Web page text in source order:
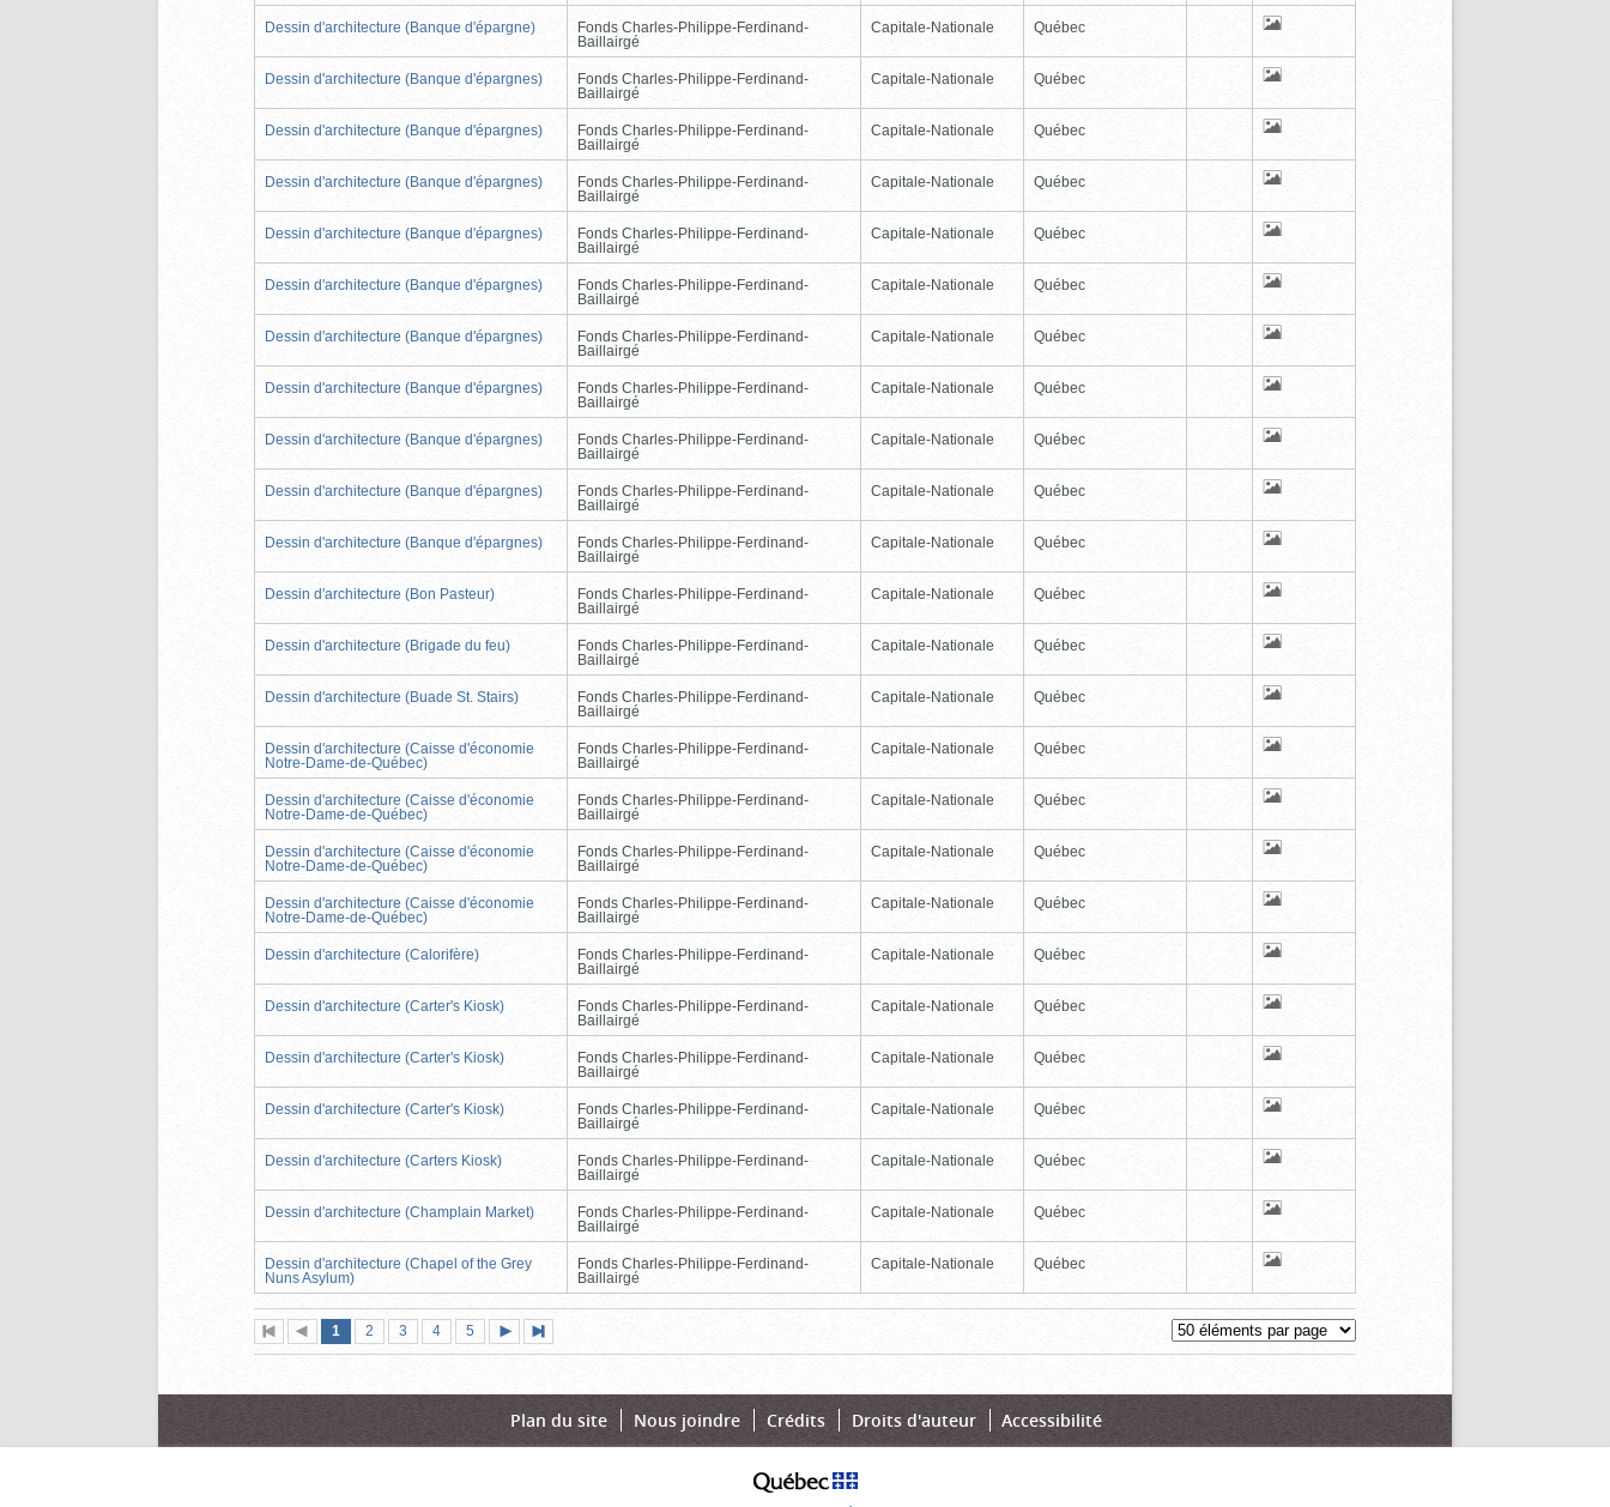
Dessin d'architecture (Banque d'épargne)
Fonds Charles-Philippe-Ferdinand-
Baillairgé
Capitale-Nationale Québec
Dessin d'architecture (Banque d'épargnes)
Fonds Charles-Philippe-Ferdinand-
Baillairgé
Capitale-Nationale Québec
Dessin d'architecture (Banque d'épargnes)
Fonds Charles-Philippe-Ferdinand-
Baillairgé
Capitale-Nationale Québec
Dessin d'architecture (Banque d'épargnes)
Fonds Charles-Philippe-Ferdinand-
Baillairgé
Capitale-Nationale Québec
Dessin d'architecture (Banque d'épargnes)
Fonds Charles-Philippe-Ferdinand-
Baillairgé
Capitale-Nationale Québec
Dessin d'architecture (Banque d'épargnes)
Fonds Charles-Philippe-Ferdinand-
Baillairgé
Capitale-Nationale Québec
Dessin d'architecture (Banque d'épargnes)
Fonds Charles-Philippe-Ferdinand-
Baillairgé
Capitale-Nationale Québec
Dessin d'architecture (Banque d'épargnes)
Fonds Charles-Philippe-Ferdinand-
Baillairgé
Capitale-Nationale Québec
Dessin d'architecture (Banque d'épargnes)
Fonds Charles-Philippe-Ferdinand-
Baillairgé
Capitale-Nationale Québec
Dessin d'architecture (Banque d'épargnes)
Fonds Charles-Philippe-Ferdinand-
Baillairgé
Capitale-Nationale Québec
Dessin d'architecture (Banque d'épargnes)
Fonds Charles-Philippe-Ferdinand-
Baillairgé
Capitale-Nationale Québec
Dessin d'architecture (Bon Pasteur)
Fonds Charles-Philippe-Ferdinand-
Baillairgé
Capitale-Nationale Québec
Dessin d'architecture (Brigade du feu)
Fonds Charles-Philippe-Ferdinand-
Baillairgé
Capitale-Nationale Québec
Dessin d'architecture (Buade St. Stairs)
Fonds Charles-Philippe-Ferdinand-
Baillairgé
Capitale-Nationale Québec
Dessin d'architecture (Caisse d'économie
Notre-Dame-de-Québec)
Fonds Charles-Philippe-Ferdinand-
Baillairgé
Capitale-Nationale Québec
Dessin d'architecture (Caisse d'économie
Notre-Dame-de-Québec)
Fonds Charles-Philippe-Ferdinand-
Baillairgé
Capitale-Nationale Québec
Dessin d'architecture (Caisse d'économie
Notre-Dame-de-Québec)
Fonds Charles-Philippe-Ferdinand-
Baillairgé
Capitale-Nationale Québec
Dessin d'architecture (Caisse d'économie
Notre-Dame-de-Québec)
Fonds Charles-Philippe-Ferdinand-
Baillairgé
Capitale-Nationale Québec
Dessin d'architecture (Calorifère)
Fonds Charles-Philippe-Ferdinand-
Baillairgé
Capitale-Nationale Québec
Dessin d'architecture (Carter's Kiosk)
Fonds Charles-Philippe-Ferdinand-
Baillairgé
Capitale-Nationale Québec
Dessin d'architecture (Carter's Kiosk)
Fonds Charles-Philippe-Ferdinand-
Baillairgé
Capitale-Nationale Québec
Dessin d'architecture (Carter's Kiosk)
Fonds Charles-Philippe-Ferdinand-
Baillairgé
Capitale-Nationale Québec
Dessin d'architecture (Carters Kiosk)
Fonds Charles-Philippe-Ferdinand-
Baillairgé
Capitale-Nationale Québec
Dessin d'architecture (Champlain Market)
Fonds Charles-Philippe-Ferdinand-
Baillairgé
Capitale-Nationale Québec
Dessin d'architecture (Chapel of the Grey
Nuns Asylum)
Fonds Charles-Philippe-Ferdinand-
Baillairgé
Capitale-Nationale Québec
Première
page
Page
précédente
Page
1 (page
actuelle)
Page
2 Page
3 Page
4 Page
5
suivante
page
Plan du site Nous joindre Crédits Droits d'auteur Accessibilité